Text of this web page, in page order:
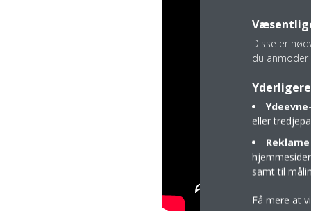
Disse er
du anmoder
eller
samt til
Få mere at